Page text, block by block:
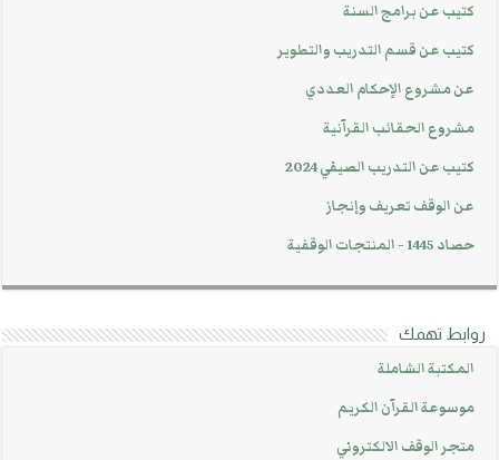
كتيب عن برامج السنة
كتيب عن قسم التدريب والتطوير
عن مشروع الإحكام العددي
مشروع الحقائب القرآنية
كتيب عن التدريب الصيفي 2024
عن الوقف تعريف وإنجاز
حصاد 1445 - المنتجات الوقفية
روابط تهمك
المكتبة الشاملة
موسوعة القرآن الكريم
متجر الوقف الالكتروني